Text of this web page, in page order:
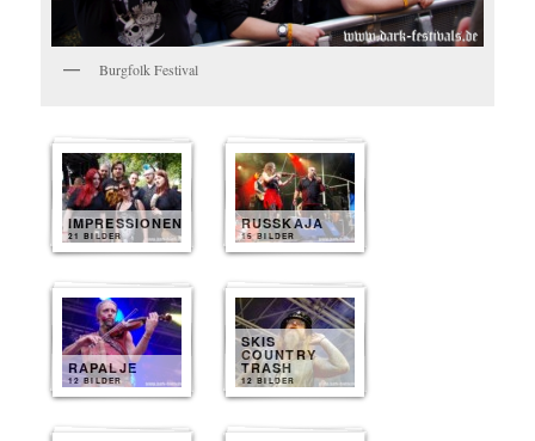
Burgfolk Festival
IMPRESSIONEN
21 BILDER
RUSSKAJA
15 BILDER
RAPALJE
12 BILDER
SKIS
COUNTRY
TRASH
12 BILDER